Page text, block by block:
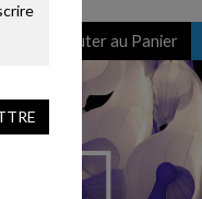
Ajouter au Panier